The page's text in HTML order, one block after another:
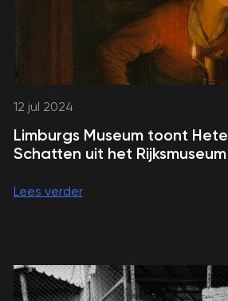
12 jul 2024
Limburgs Museum toont
Schatten uit het Rijksmuseum
Lees verder